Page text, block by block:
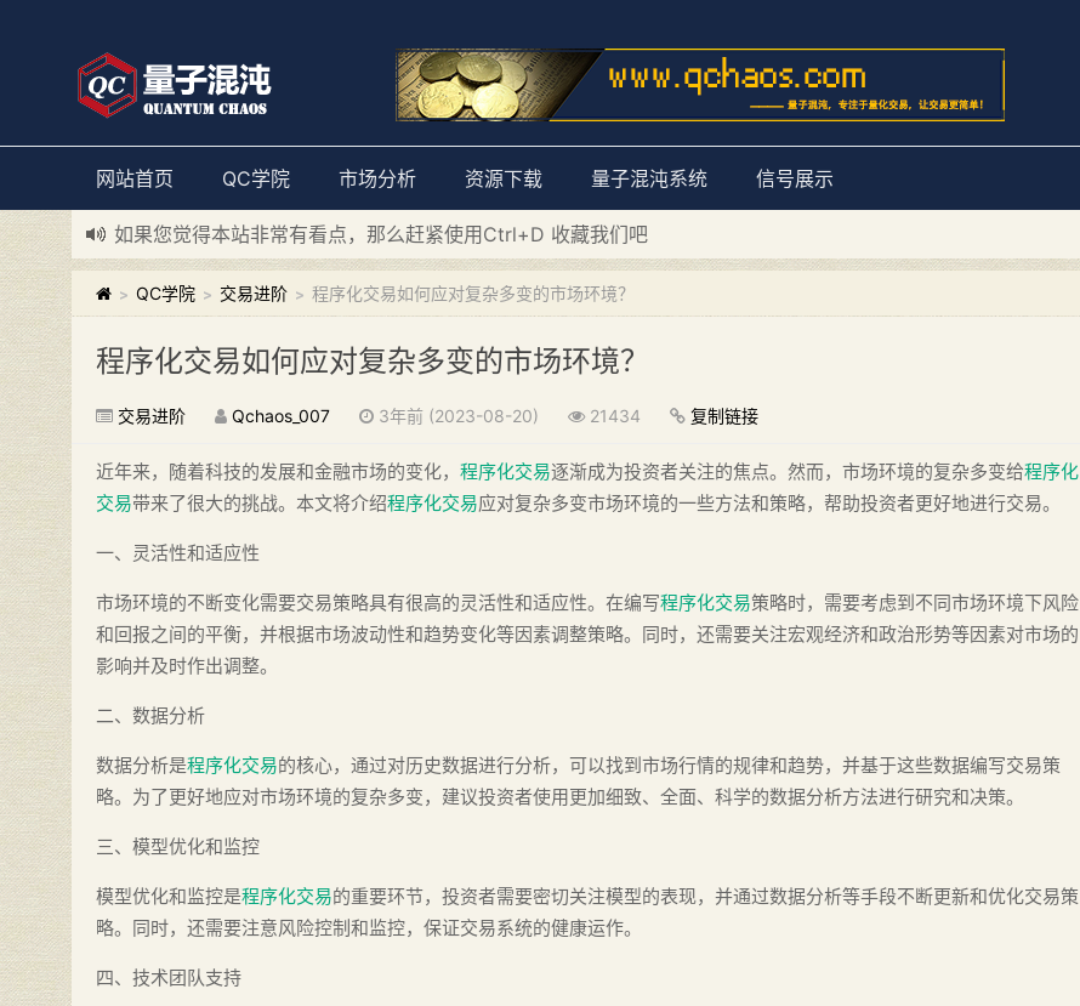
网站首页 QC学院 市场分析 资源下载 量子混沌系统 信号展示
如果您觉得本站非常有看点，那么赶紧使用Ctrl+D 收藏我们吧
新添加量子混沌系统板块，欢迎大家访问！---“量子混沌系统”
> QC学院 > 交易进阶 > 程序化交易如何应对复杂多变的市场环境？
程序化交易如何应对复杂多变的市场环境？
交易进阶 Qchaos_007 3年前 (2023-08-20) 21434 复制链接
近年来，随着科技的发展和金融市场的变化， 程序化交易逐渐成为投资者关注的焦点。然而，市场环境的复杂多变给程序化
交易带来了很大的挑战。本文将介绍程序化交易应对复杂多变市场环境的一些方法和策略，帮助投资者更好地进行交易。
一、灵活性和适应性
市场环境的不断变化需要交易策略具有很高的灵活性和适应性。在编写程序化交易策略时，需要考虑到不同市场环境下风险
和回报之间的平衡，并根据市场波动性和趋势变化等因素调整策略。同时，还需要关注宏观经济和政治形势等因素对市场的
影响并及时作出调整。
二、数据分析
数据分析是程序化交易的核心，通过对历史数据进行分析，可以找到市场行情的规律和趋势，并基于这些数据编写交易策
略。为了更好地应对市场环境的复杂多变，建议投资者使用更加细致、全面、科学的数据分析方法进行研究和决策。
三、模型优化和监控
模型优化和监控是程序化交易的重要环节，投资者需要密切关注模型的表现，并通过数据分析等手段不断更新和优化交易策
略。同时，还需要注意风险控制和监控，保证交易系统的健康运作。
四、技术团队支持